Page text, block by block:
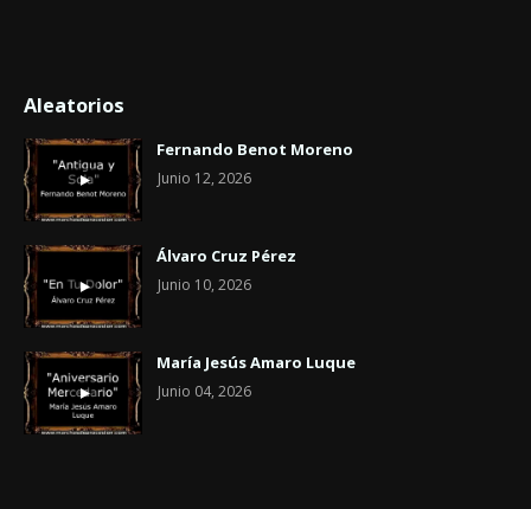
Aleatorios
Fernando Benot Moreno
Junio 12, 2026
Álvaro Cruz Pérez
Junio 10, 2026
María Jesús Amaro Luque
Junio 04, 2026